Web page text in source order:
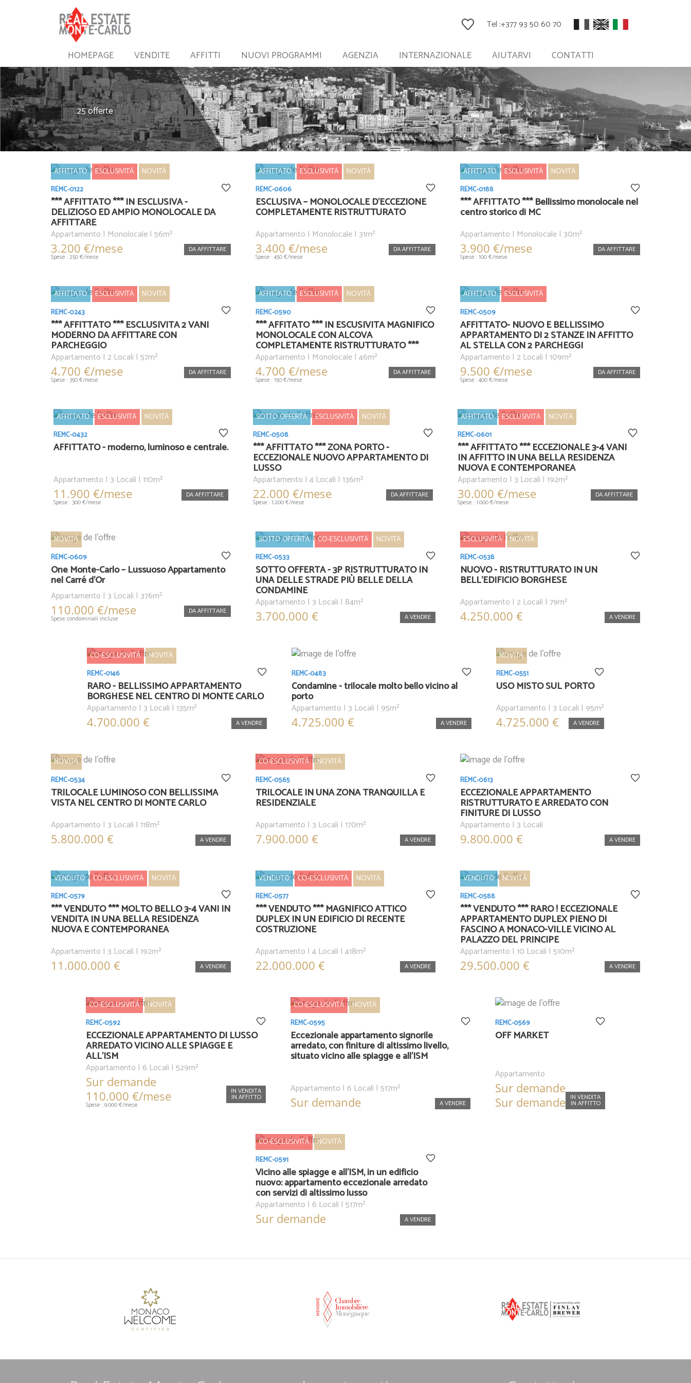
Tel :+377 93 50 60 70
HOMEPAGE VENDITE AFFITTI NUOVI PROGRAMMI AGENZIA INTERNAZIONALE AIUTARVI CONTATTI
25 offerte
AFFITTATO ESCLUSIVITÀ NOVITÀ
REMC-0122
*** AFFITTATO *** IN ESCLUSIVA -
DELIZIOSO ED AMPIO MONOLOCALE DA
AFFITTARE
Appartamento | Monolocale | 56m²
3.200 €/mese DA AFFITTARE
Spese : 250 €/mese
AFFITTATO ESCLUSIVITÀ NOVITÀ
REMC-0606
ESCLUSIVA – MONOLOCALE D’ECCEZIONE
COMPLETAMENTE RISTRUTTURATO
Appartamento | Monolocale | 31m²
3.400 €/mese DA AFFITTARE
Spese : 450 €/mese
AFFITTATO ESCLUSIVITÀ NOVITÀ
REMC-0188
*** AFFITTATO *** Bellissimo monolocale nel
centro storico di MC
Appartamento | Monolocale | 30m²
3.900 €/mese DA AFFITTARE
Spese : 100 €/mese
AFFITTATO ESCLUSIVITÀ NOVITÀ
REMC-0243
*** AFFITTATO *** ESCLUSIVITA 2 VANI
MODERNO DA AFFITTARE CON
PARCHEGGIO
Appartamento | 2 Locali | 57m²
4.700 €/mese DA AFFITTARE
Spese : 350 €/mese
AFFITTATO ESCLUSIVITÀ NOVITÀ
REMC-0590
*** AFFITATO *** IN ESCUSIVITA MAGNIFICO
MONOLOCALE CON ALCOVA
COMPLETAMENTE RISTRUTTURATO ***
Appartamento | Monolocale | 46m²
4.700 €/mese DA AFFITTARE
Spese : 150 €/mese
AFFITTATO ESCLUSIVITÀ
REMC-0509
AFFITTATO- NUOVO E BELLISSIMO
APPARTAMENTO DI 2 STANZE IN AFFITTO
AL STELLA CON 2 PARCHEGGI
Appartamento | 2 Locali | 109m²
9.500 €/mese DA AFFITTARE
Spese : 400 €/mese
AFFITTATO ESCLUSIVITÀ NOVITÀ
REMC-0432
AFFITTATO - moderno, luminoso e centrale.
Appartamento | 3 Locali | 110m²
11.900 €/mese DA AFFITTARE
Spese : 300 €/mese
SOTTO OFFERTA ESCLUSIVITÀ NOVITÀ
REMC-0508
*** AFFITTATO *** ZONA PORTO -
ECCEZIONALE NUOVO APPARTAMENTO DI
LUSSO
Appartamento | 4 Locali | 136m²
22.000 €/mese DA AFFITTARE
Spese : 1.200 €/mese
AFFITTATO ESCLUSIVITÀ NOVITÀ
REMC-0601
*** AFFITTATO *** ECCEZIONALE 3-4 VANI
IN AFFITTO IN UNA BELLA RESIDENZA
NUOVA E CONTEMPORANEA
Appartamento | 3 Locali | 192m²
30.000 €/mese DA AFFITTARE
Spese : 1.000 €/mese
NOVITÀ
REMC-0609
One Monte-Carlo – Lussuoso Appartamento
nel Carré d'Or
Appartamento | 3 Locali | 376m²
110.000 €/mese DA AFFITTARE
Spese condominiali incluse
SOTTO OFFERTA CO-ESCLUSIVITÀ NOVITÀ
REMC-0533
SOTTO OFFERTA - 3P RISTRUTTURATO IN
UNA DELLE STRADE PIÙ BELLE DELLA
CONDAMINE
Appartamento | 3 Locali | 84m²
3.700.000 € A VENDRE
ESCLUSIVITÀ NOVITÀ
REMC-0538
NUOVO - RISTRUTTURATO IN UN
BELL'EDIFICIO BORGHESE
Appartamento | 2 Locali | 79m²
4.250.000 € A VENDRE
CO-ESCLUSIVITÀ NOVITÀ
REMC-0146
RARO - BELLISSIMO APPARTAMENTO
BORGHESE NEL CENTRO DI MONTE CARLO
Appartamento | 3 Locali | 135m²
4.700.000 € A VENDRE
REMC-0483
Condamine - trilocale molto bello vicino al
porto
Appartamento | 3 Locali | 95m²
4.725.000 € A VENDRE
NOVITÀ
REMC-0551
USO MISTO SUL PORTO
Appartamento | 3 Locali | 95m²
4.725.000 € A VENDRE
NOVITÀ
REMC-0534
TRILOCALE LUMINOSO CON BELLISSIMA
VISTA NEL CENTRO DI MONTE CARLO
Appartamento | 3 Locali | 118m²
5.800.000 € A VENDRE
CO-ESCLUSIVITÀ NOVITÀ
REMC-0565
TRILOCALE IN UNA ZONA TRANQUILLA E
RESIDENZIALE
Appartamento | 3 Locali | 170m²
7.900.000 € A VENDRE
REMC-0613
ECCEZIONALE APPARTAMENTO
RISTRUTTURATO E ARREDATO CON
FINITURE DI LUSSO
Appartamento | 3 Locali
9.800.000 € A VENDRE
VENDUTO CO-ESCLUSIVITÀ NOVITÀ
REMC-0579
*** VENDUTO *** MOLTO BELLO 3-4 VANI IN
VENDITA IN UNA BELLA RESIDENZA
NUOVA E CONTEMPORANEA
Appartamento | 3 Locali | 192m²
11.000.000 € A VENDRE
VENDUTO CO-ESCLUSIVITÀ NOVITÀ
REMC-0577
*** VENDUTO *** MAGNIFICO ATTICO
DUPLEX IN UN EDIFICIO DI RECENTE
COSTRUZIONE
Appartamento | 4 Locali | 418m²
22.000.000 € A VENDRE
VENDUTO NOVITÀ
REMC-0588
*** VENDUTO *** RARO ! ECCEZIONALE
APPARTAMENTO DUPLEX PIENO DI
FASCINO A MONACO-VILLE VICINO AL
PALAZZO DEL PRINCIPE
Appartamento | 10 Locali | 510m²
29.500.000 € A VENDRE
CO-ESCLUSIVITÀ NOVITÀ
REMC-0592
ECCEZIONALE APPARTAMENTO DI LUSSO
ARREDATO VICINO ALLE SPIAGGE E
ALL'ISM
Appartamento | 6 Locali | 529m²
Sur demande
110.000 €/mese
IN VENDITA
IN AFFITTO
Spese : 9.000 €/mese
CO-ESCLUSIVITÀ NOVITÀ
REMC-0595
Eccezionale appartamento signorile
arredato, con finiture di altissimo livello,
situato vicino alle spiagge e all’ISM
Appartamento | 6 Locali | 517m²
Sur demande A VENDRE
REMC-0569
OFF MARKET
Appartamento
Sur demande
Sur demande IN VENDITA
IN AFFITTO
CO-ESCLUSIVITÀ NOVITÀ
REMC-0591
Vicino alle spiagge e all'ISM, in un edificio
nuovo: appartamento eccezionale arredato
con servizi di altissimo lusso
Appartamento | 6 Locali | 517m²
Sur demande A VENDRE